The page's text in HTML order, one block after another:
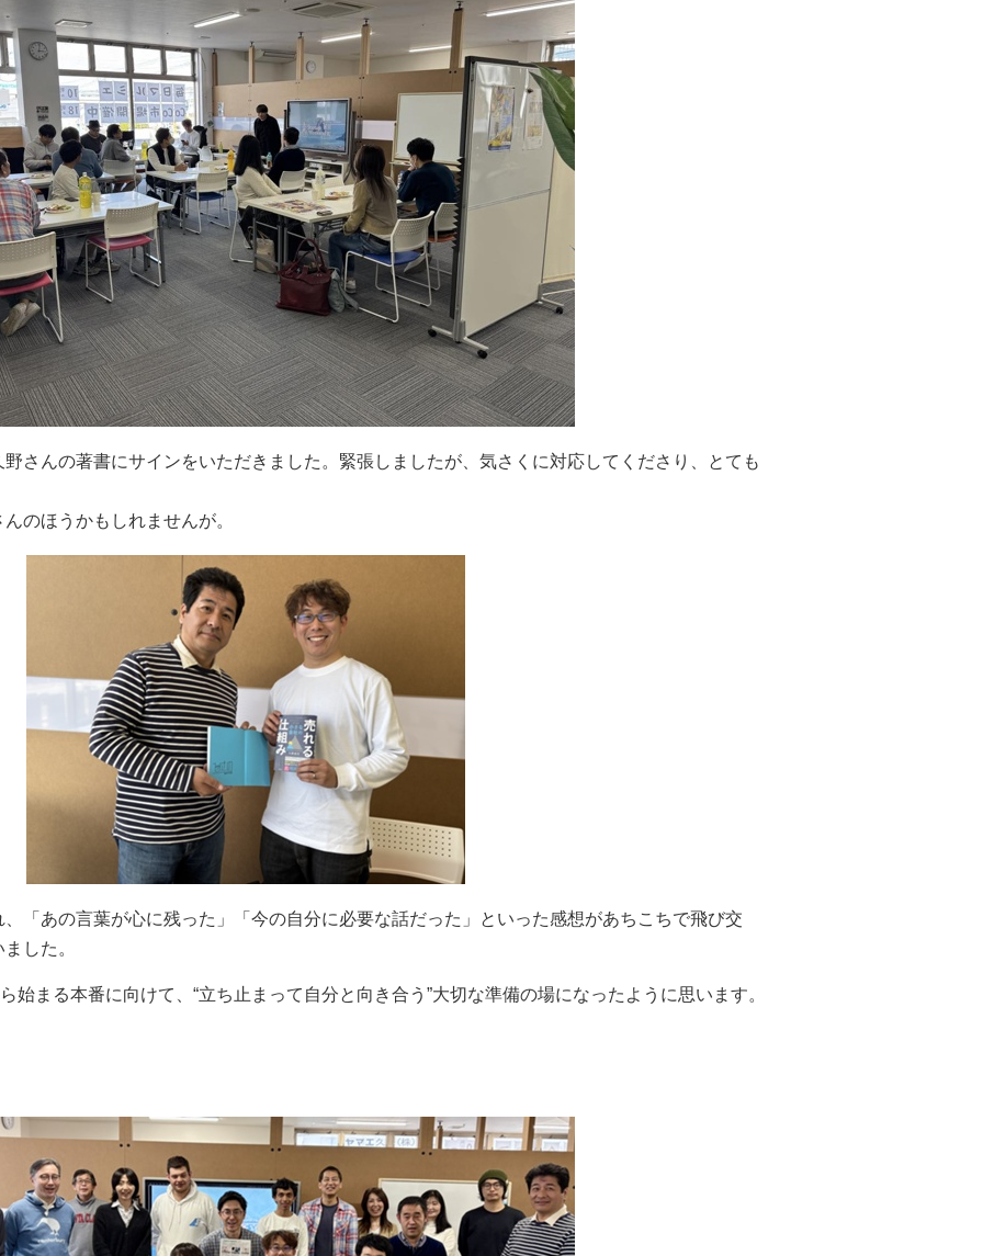
さんの著書にサインをいただきました。緊張しましたが、気さくに対応してくださり、とても
のほうかもしれませんが。
「あの言葉が心に残った」「今の自分に必要な話だった」といった感想があちこちで飛び交
した。
始まる本番に向けて、“立ち止まって自分と向き合う”大切な準備の場になったように思います。